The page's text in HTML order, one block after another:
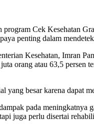
Cek Kesehatan
penting dalam
Kesehatan, Imran
orang atau 63,5
yang besar karena
pada
juga perlu disertai